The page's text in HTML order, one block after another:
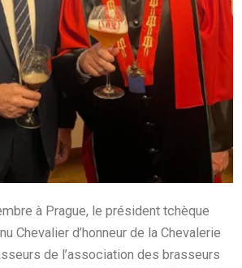
à Prague, le président tchèque
Chevalier d’honneur de la Chevalerie
de l’association des brasseurs